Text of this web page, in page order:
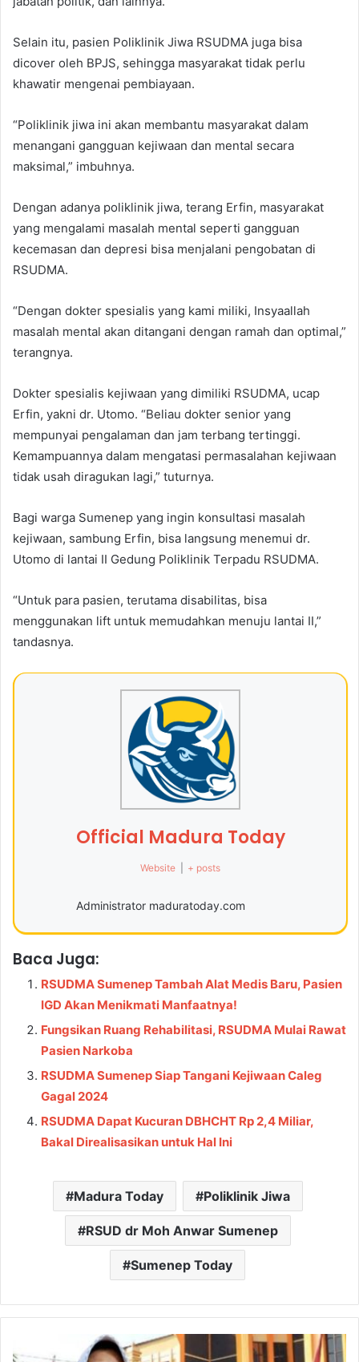
Selain itu, pasien Poliklinik Jiwa RSUDMA juga bisa
dicover oleh BPJS, sehingga masyarakat tidak perlu
khawatir mengenai pembiayaan.
“Poliklinik jiwa ini akan membantu masyarakat dalam
menangani gangguan kejiwaan dan mental secara
maksimal,” imbuhnya.
Dengan adanya poliklinik jiwa, terang Erfin, masyarakat
yang mengalami masalah mental seperti gangguan
kecemasan dan depresi bisa menjalani pengobatan di
RSUDMA.
“Dengan dokter spesialis yang kami miliki, Insyaallah
masalah mental akan ditangani dengan ramah dan optimal,”
terangnya.
Dokter spesialis kejiwaan yang dimiliki RSUDMA, ucap
Erfin, yakni dr. Utomo. “Beliau dokter senior yang
mempunyai pengalaman dan jam terbang tertinggi.
Kemampuannya dalam mengatasi permasalahan kejiwaan
tidak usah diragukan lagi,” tuturnya.
Bagi warga Sumenep yang ingin konsultasi masalah
kejiwaan, sambung Erfin, bisa langsung menemui dr.
Utomo di lantai II Gedung Poliklinik Terpadu RSUDMA.
“Untuk para pasien, terutama disabilitas, bisa
menggunakan lift untuk memudahkan menuju lantai II,”
tandasnya.
Official Madura Today
Website + posts
Administrator maduratoday.com
Baca Juga:
RSUDMA Sumenep Tambah Alat Medis Baru, Pasien
IGD Akan Menikmati Manfaatnya!
Fungsikan Ruang Rehabilitasi, RSUDMA Mulai Rawat
Pasien Narkoba
RSUDMA Sumenep Siap Tangani Kejiwaan Caleg
Gagal 2024
RSUDMA Dapat Kucuran DBHCHT Rp 2,4 Miliar,
Bakal Direalisasikan untuk Hal Ini
Madura Today Poliklinik Jiwa
RSUD dr Moh Anwar Sumenep
Sumenep Today